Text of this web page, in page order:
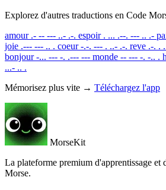
Explorez d'autres traductions en Code
amour .- -- --- ..- .-. espoir . ... .--. --- .. .-
joie .--- --- .. . coeur -.-. --- . ..- .-. reve .-. .
bonjour -... --- -. .--- --- monde -- --- -. -.. .
...- .. .
Mémorisez plus vite → Téléchargez l'app
MorseKit
La plateforme premium d'apprentissage et
Morse.